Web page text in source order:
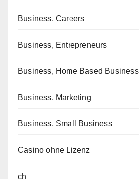
Business, Careers
Business, Entrepreneurs
Business, Home Based Business
Business, Marketing
Business, Small Business
Casino ohne Lizenz
ch